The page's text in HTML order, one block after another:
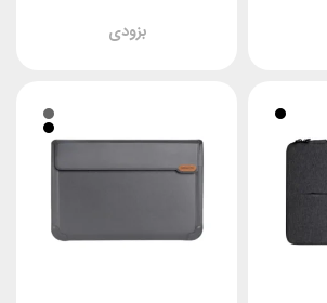
لپ‌تاپ ۱۶/۱ اینچبزودی